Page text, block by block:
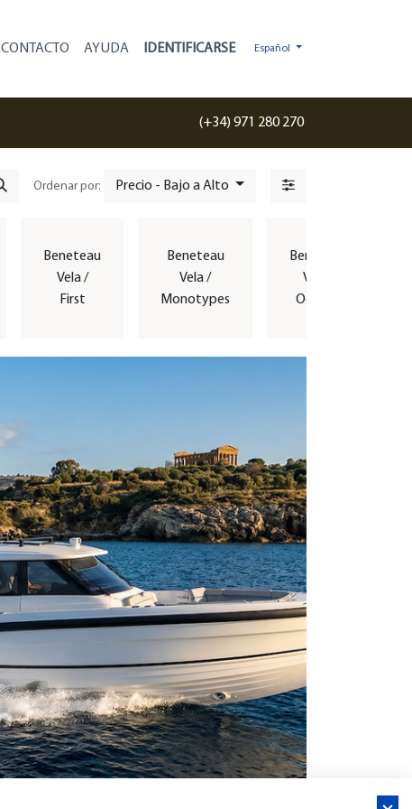
CONTACTO AYUDA Español
(+34) 971 280 270
Ordenar por: Precio - Bajo a Alto
Beneteau
Vela /
First
Beneteau
Vela /
Monotypes
Beneteau
Vela /
Oceanis